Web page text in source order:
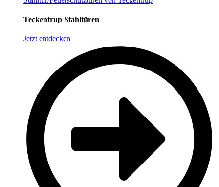
Teckentrup Stahltüren
Jetzt entdecken